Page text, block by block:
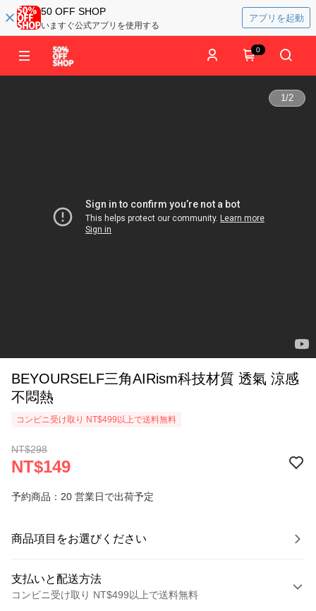
50 OFF SHOP
いますぐ公式アプリを使用する
アプリを起動
0
1/2
BEYOURSELF三角AIRism科技材質 透氣 涼感
不悶熱
コンビニ受け取り NT$499以上で送料無料
NT$298
NT$149
予約商品：20 営業日で出荷予定
商品項目をお選びください
支払いと配送方法
コンビニ受け取り NT$499以上で送料無料